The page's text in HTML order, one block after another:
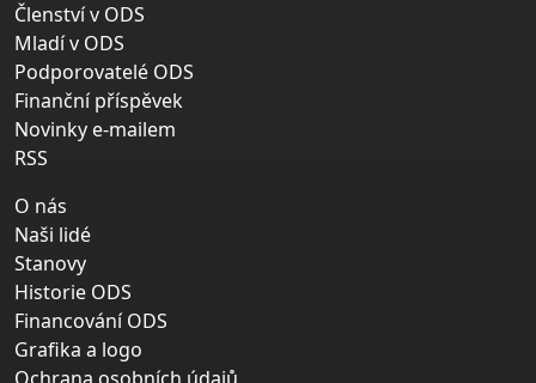
Členství v ODS
Mladí v ODS
Podporovatelé ODS
Finanční příspěvek
Novinky e-mailem
RSS
O nás
Naši lidé
Stanovy
Historie ODS
Financování ODS
Grafika a logo